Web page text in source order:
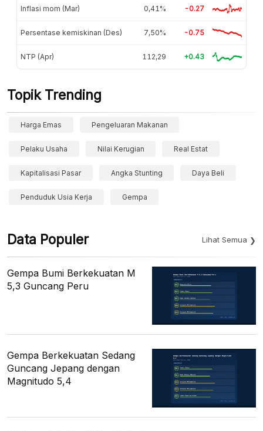
Inflasi mom (Mar) 0,41% -0.27
Persentase kemiskinan (Des) 7,50% -0.75
NTP (Apr) 112,29 +0.43
Topik Trending
Harga Emas Pengeluaran Makanan
Pelaku Usaha Nilai Kerugian Real Estat
Kapitalisasi Pasar Angka Stunting Daya Beli
Penduduk Usia Kerja Gempa
Data Populer Lihat Semua
Gempa Bumi Berkekuatan M
5,3 Guncang Peru
Gempa Berkekuatan Sedang
Guncang Jepang dengan
Magnitudo 5,4